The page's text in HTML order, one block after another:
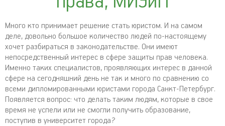
Много кто принимает решение стать юристом. И на самом
деле, довольно большое количество людей по-настоящему
хочет разбираться в законодательстве. Они имеют
непосредственный интерес в сфере защиты прав человека.
Именно таких специалистов, проявляющих интерес в данной
сфере на сегодняшний день не так и много по сравнению со
всеми дипломированными юристами города Санкт-Петербург.
Появляется вопрос: что делать таким людям, которые в свое
время не успели или не смогли получить образование,
поступив в университет города?